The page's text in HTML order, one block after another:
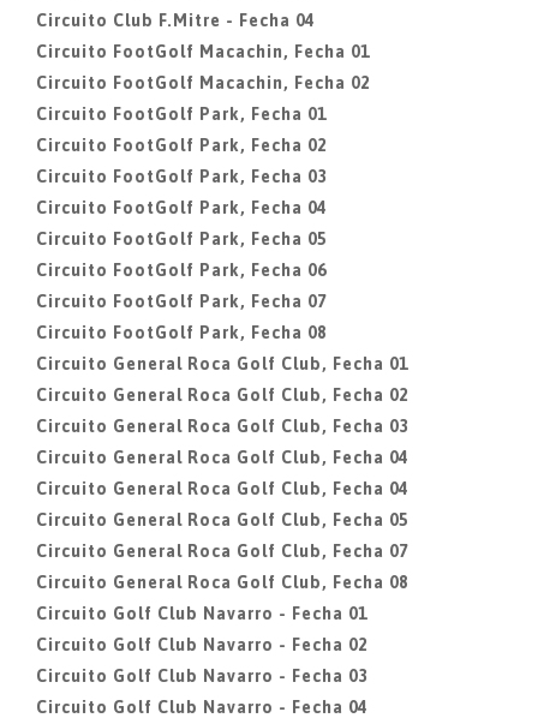
Circuito Club F.Mitre - Fecha 04
Circuito FootGolf Macachin, Fecha 01
Circuito FootGolf Macachin, Fecha 02
Circuito FootGolf Park, Fecha 01
Circuito FootGolf Park, Fecha 02
Circuito FootGolf Park, Fecha 03
Circuito FootGolf Park, Fecha 04
Circuito FootGolf Park, Fecha 05
Circuito FootGolf Park, Fecha 06
Circuito FootGolf Park, Fecha 07
Circuito FootGolf Park, Fecha 08
Circuito General Roca Golf Club, Fecha 01
Circuito General Roca Golf Club, Fecha 02
Circuito General Roca Golf Club, Fecha 03
Circuito General Roca Golf Club, Fecha 04
Circuito General Roca Golf Club, Fecha 04
Circuito General Roca Golf Club, Fecha 05
Circuito General Roca Golf Club, Fecha 07
Circuito General Roca Golf Club, Fecha 08
Circuito Golf Club Navarro - Fecha 01
Circuito Golf Club Navarro - Fecha 02
Circuito Golf Club Navarro - Fecha 03
Circuito Golf Club Navarro - Fecha 04